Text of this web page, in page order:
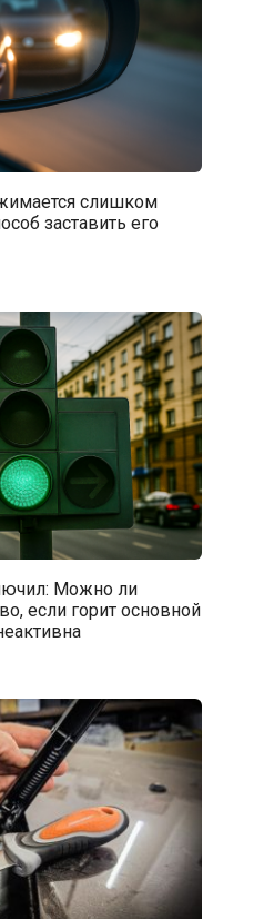
слишком
заставить его
Можно ли
если горит основной